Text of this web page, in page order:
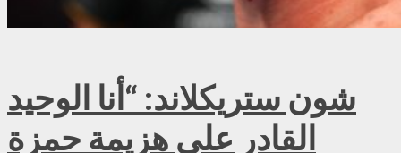
شون ستريكلاند: “أنا الوحيد
القادر على هزيمة حمزة